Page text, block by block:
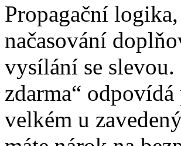
Propagační
načasování
vysílání se
zdarma“
velkém u